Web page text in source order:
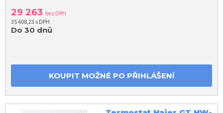
29 263 bez DPH
35 408,23 s DPH
Do 30 dnů
KOUPIT MOŽNÉ PO PŘIHLÁŠENÍ